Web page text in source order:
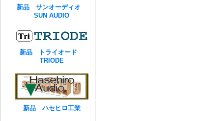
新品 サンオーディオ
SUN AUDIO
新品 トライオード
TRIODE
新品 ハセヒロ工業